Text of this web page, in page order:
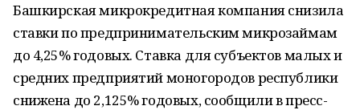
Башкирская микрокредитная компания снизила
ставки по предпринимательским микрозаймам
до 4,25% годовых. Ставка для субъектов малых и
средних предприятий моногородов республики
снижена до 2,125% годовых, сообщили в пресс-